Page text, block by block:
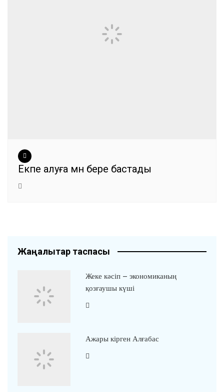
Екпе алуға мән бере бастады
Жаңалықтар таспасы
Жеке кәсіп – экономиканың
қозғаушы күші
Ажары кірген Алғабас